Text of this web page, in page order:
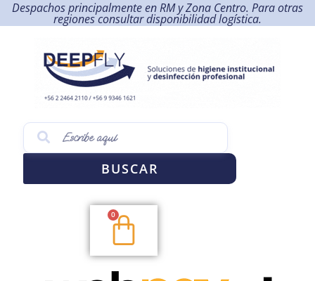
Despachos principalmente en RM y Zona Centro. Para otras
regiones consultar disponibilidad logística.
BUSCAR
0